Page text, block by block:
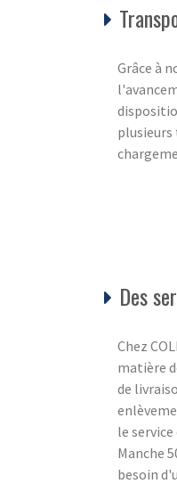
Grâce à
plusieurs
Des
Chez
matière
de
le
Manche
besoin